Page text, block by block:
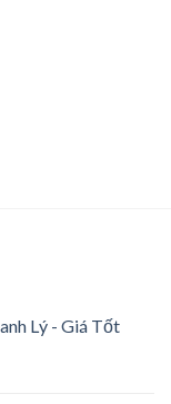
Lý - Giá Tốt